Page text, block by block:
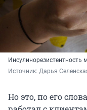
Инсулинорезистентность
Источник: Дарья
Но это, по его